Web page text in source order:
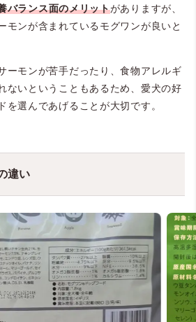
バランス面のメリットがありますが、
モンが含まれているモグワンが良いと
ーモンが苦手だったり、食物アレルギ
ないということもあるため、愛犬の好
を選んであげることが大切です。
違い